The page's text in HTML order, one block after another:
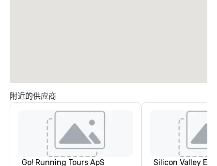
附近的供应商
Go! Running Tours ApS